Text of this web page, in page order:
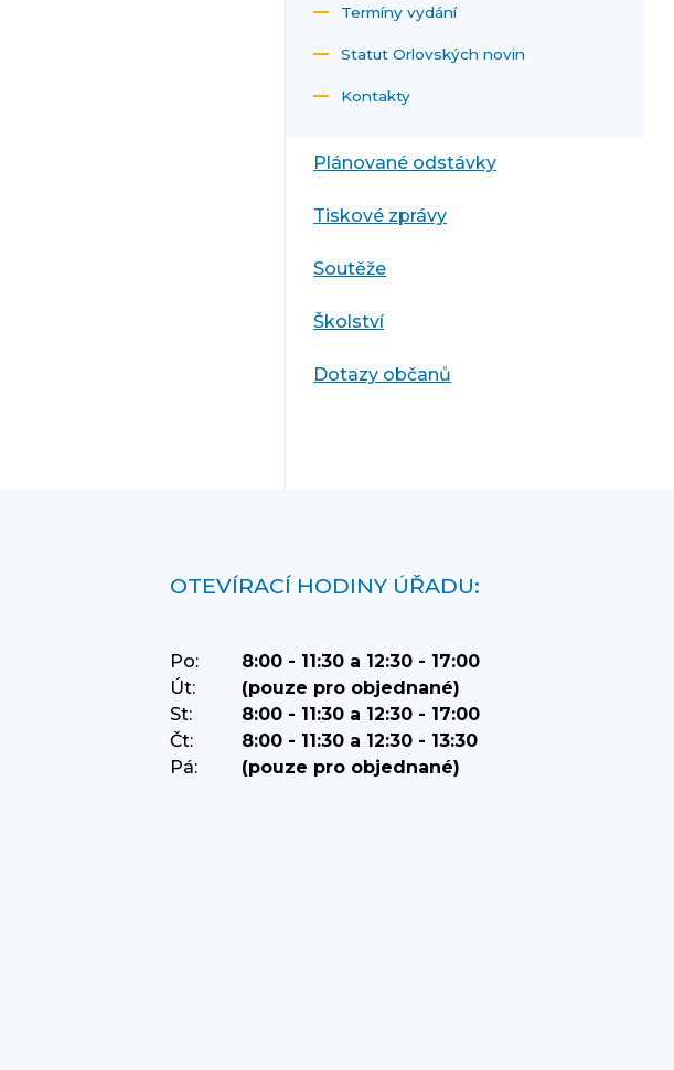
Termíny vydání
Statut Orlovských novin
Kontakty
Plánované odstávky
Tiskové zprávy
Soutěže
Školství
Dotazy občanů
OTEVÍRACÍ HODINY ÚŘADU:
Po:
8:00 - 11:30 a 12:30 - 17:00
Út:
(pouze pro objednané)
St:
8:00 - 11:30 a 12:30 - 17:00
Čt:
8:00 - 11:30 a 12:30 - 13:30
Pá:
(pouze pro objednané)